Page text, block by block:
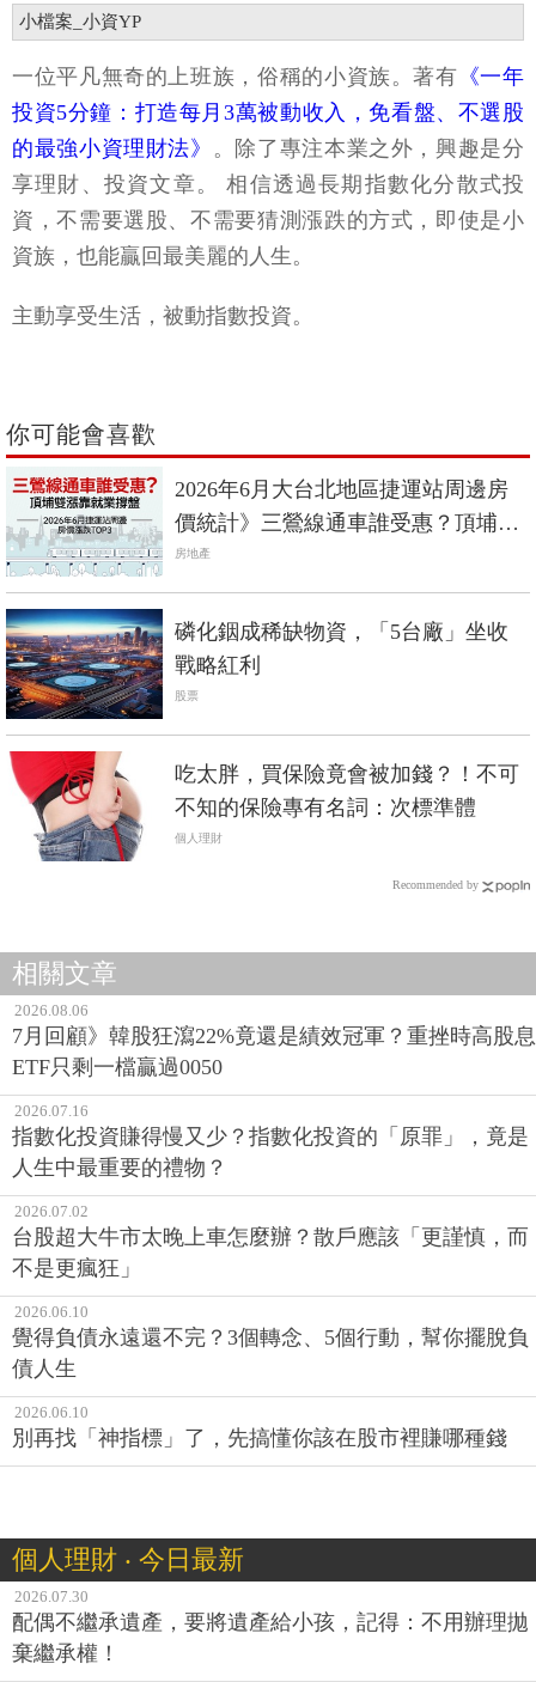
小檔案_小資YP
一位平凡無奇的上班族，俗稱的小資族。著有 《一年
投資5分鐘：打造每月3萬被動收入，免看盤、不選股
的最強小資理財法》
。除了專注本業之外，興趣是分
享理財、投資文章。 相信透過長期指數化分散式投
資，不需要選股、不需要猜測漲跌的方式，即使是小
資族，也能贏回最美麗的人生。
主動享受生活，被動指數投資。
你可能會喜歡
2026年6月大台北地區捷運站周邊房
價統計》三鶯線通車誰受惠？頂埔雙
漲靠就業撐盤
房地產
磷化銦成稀缺物資，「5台廠」坐收
戰略紅利
股票
吃太胖，買保險竟會被加錢？！不可
不知的保險專有名詞：次標準體
個人理財
Recommended by
相關文章
2026.08.06
7月回顧》韓股狂瀉22%竟還是績效冠軍？重挫時高股息
ETF只剩一檔贏過0050
2026.07.16
指數化投資賺得慢又少？指數化投資的「原罪」，竟是
人生中最重要的禮物？
2026.07.02
台股超大牛市太晚上車怎麼辦？散戶應該「更謹慎，而
不是更瘋狂」
2026.06.10
覺得負債永遠還不完？3個轉念、5個行動，幫你擺脫負
債人生
2026.06.10
別再找「神指標」了，先搞懂你該在股市裡賺哪種錢
個人理財 ‧ 今日最新
2026.07.30
配偶不繼承遺產，要將遺產給小孩，記得：不用辦理拋
棄繼承權！